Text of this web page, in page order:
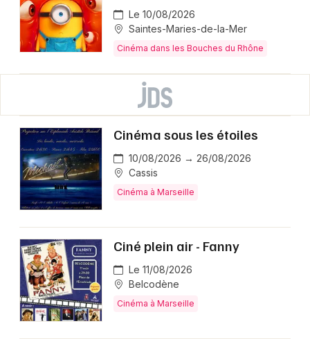
Le 10/08/2026
Saintes-Maries-de-la-Mer
Cinéma dans les Bouches du Rhône
Cinéma sous les étoiles
10/08/2026 → 26/08/2026
Cassis
Cinéma à Marseille
Ciné plein air - Fanny
Le 11/08/2026
Belcodène
Cinéma à Marseille